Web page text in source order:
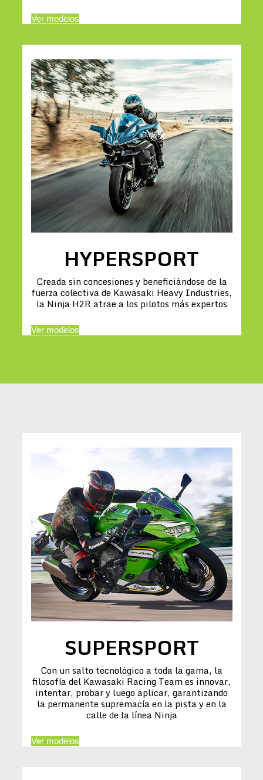
Ver modelos
HYPERSPORT
Creada sin concesiones y beneficiándose de la
fuerza colectiva de Kawasaki Heavy Industries,
la Ninja H2R atrae a los pilotos más expertos
Ver modelos
SUPERSPORT
Con un salto tecnológico a toda la gama, la
filosofía del Kawasaki Racing Team es innovar,
intentar, probar y luego aplicar, garantizando
la permanente supremacía en la pista y en la
calle de la línea Ninja
Ver modelos